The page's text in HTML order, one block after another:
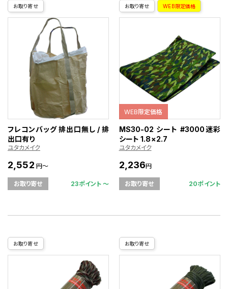
お取り寄せ
フレコンバッグ 排出口無し / 排
出口有り
ユタカメイク
2,552 円～
お取り寄せ 23ポイント 〜
お取り寄せ WEB限定価格
WEB限定価格
MS30-02 シート #3000迷彩
シート 1.8×2.7
ユタカメイク
2,236円
お取り寄せ 20ポイント
お取り寄せ お取り寄せ